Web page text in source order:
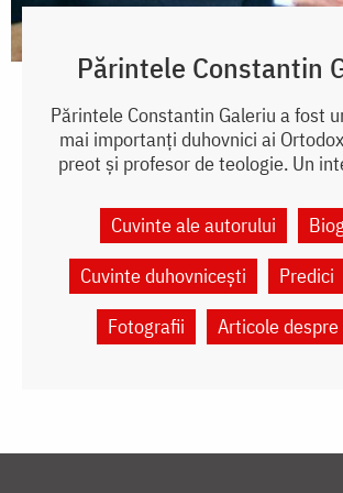
Părintele Constantin
Părintele Constantin Galeriu a fost
mai importanți duhovnici ai
preot și profesor de teologie. Un
Cuvinte ale autorului
Cuvinte duhovnicești
Predici
Fotografii
Articole